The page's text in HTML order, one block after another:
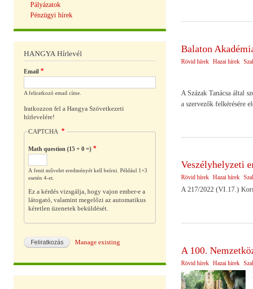
Balaton
Rövid hírek Hazai hírek
A Százak Tanácsa által
a szervezők felkérésére
Veszélyhelyzeti
Rövid hírek Hazai hírek
A 217/2022 (VI.17.)
A 100.
Rövid hírek Hazai hírek
Pályázatok
Pénzügyi hírek
HANGYA Hírlevél
Email
A feliratkozó email címe.
Iratkozzon fel a Hangya Szövetkezeti
hírlevelére!
CAPTCHA
Math question (15 + 0 =)
A fenti művelet eredményét kell beírni. Például 1+3
esetén 4-et.
Ez a kérdés vizsgálja, hogy vajon ember-e a
látogató, valamint megelőzi az automatikus
kéretlen üzenetek beküldését.
Manage existing